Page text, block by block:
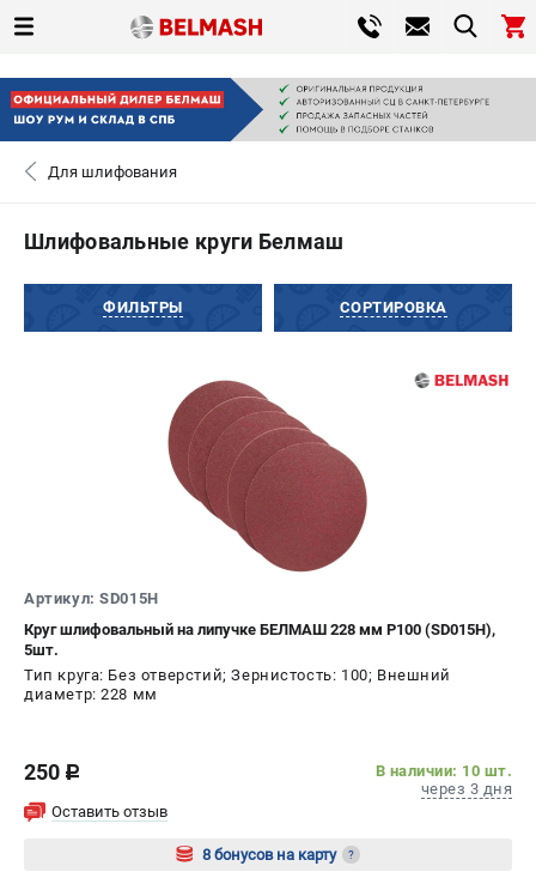
СЕРВИС
МАГАЗИНЫ
)
ВХОД ИЛИ РЕГИСТРАЦИЯ
САНКТ-ПЕТЕРБУРГ
0
Сервисный центр
Гарантия
Для шлифования
Шлифовальные круги Белмаш
ФИЛЬТРЫ СОРТИРОВКА
Артикул: SD015H
Круг шлифовальный на липучке БЕЛМАШ 228 мм P100 (SD015H),
5шт.
Тип круга: Без отверстий; Зернистость: 100; Внешний
диаметр: 228 мм
250 c
В наличии: 10 шт.
через 3 дня
Оставить отзыв
8 бонусов на карту ?